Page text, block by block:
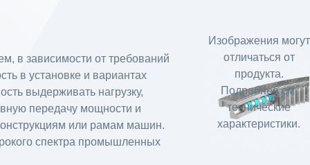
Изображения могут
отличаться от
продукта.
Подробнее см.
технические
характеристики.
в зависимости от требований
в установке и вариантах
выдерживать нагрузку,
передачу мощности и
или рамам машин.
спектра промышленных